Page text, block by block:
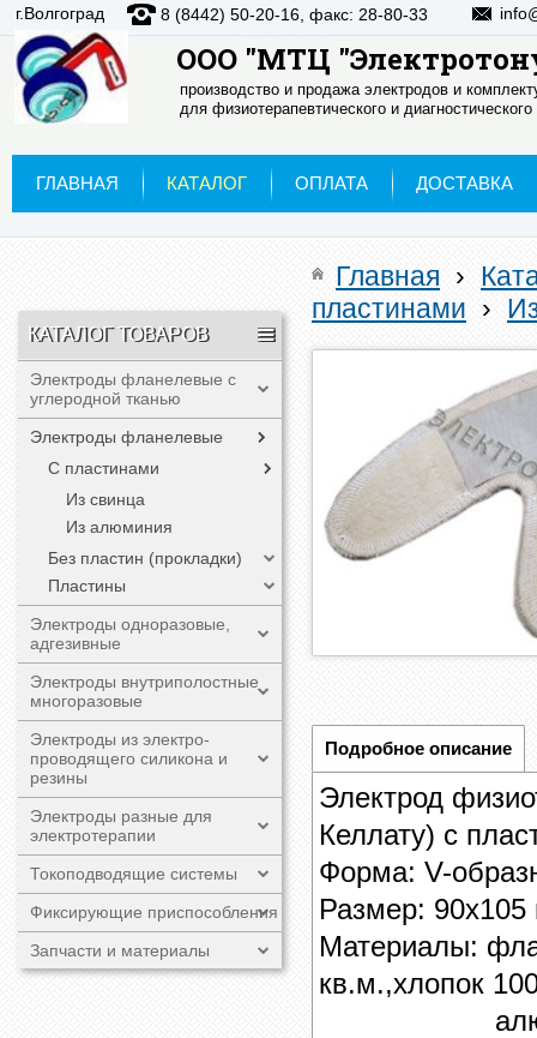
ООО "МТЦ
производство и продажа электродов и
для физиотерапевтического и
г.Волгоград 8 (8442) 50-20-16, факс: 28-80-33
ГЛАВНАЯ КАТАЛОГ ОПЛАТА ДОСТАВКА
КАТАЛОГ ТОВАРОВ
Электроды фланелевые с
углеродной тканью
Электроды фланелевые
С пластинами
Из свинца
Из алюминия
Без пластин (прокладки)
Пластины
Электроды одноразовые,
адгезивные
Электроды внутриполостные
многоразовые
Электроды из электро-
проводящего силикона и
резины
Электроды разные для
электротерапии
Токоподводящие системы
Фиксирующие приспособления
Запчасти и материалы
Главная ›
пластинами ›
Подробное описание
Электрод
Келлату) с
Форма: V-
Размер:
Материалы:
кв.м.,хлопок